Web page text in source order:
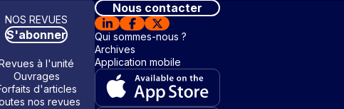
NOS REVUES
S'abonner
à l'unité
Ouvrages
d'articles
nos revues
Nous contacter
Qui sommes-nous ?
Archives
Application mobile